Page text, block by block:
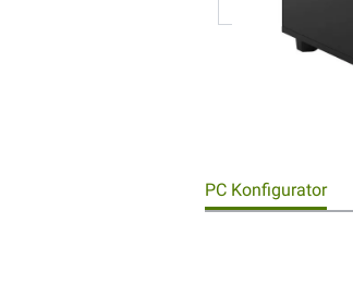
PC Konfigurator